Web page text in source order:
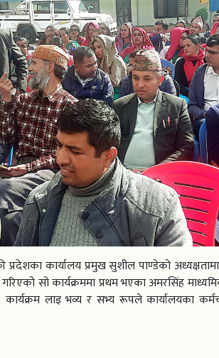
प्रदेशका कार्यालय प्रमुख सुशील पाण्डेको
सो कार्यक्रममा प्रथम भएका अमरसिंह
लाइ भव्य र सभ्य रूपले कार्यालयका